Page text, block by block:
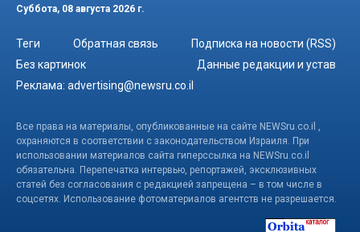
Суббота, 08 августа 2026 г.
Теги Обратная связь
Подписка на новости (RSS)
Без картинок
Данные редакции и устав
Реклама: advertising@newsru.co.il
Все права на материалы, опубликованные на сайте NEWSru.co.il ,
охраняются в соответствии с законодательством Израиля. При
использовании материалов сайта гиперссылка на NEWSru.co.il
обязательна. Перепечатка интервью, репортажей, эксклюзивных
статей без согласования с редакцией запрещена – в том числе в
соцсетях. Использование фотоматериалов агентств не разрешается.